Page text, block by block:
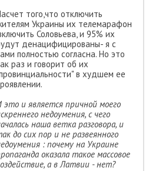
того,что отключить
Украины их телемарафон
Соловьева, и 95% их
денацифицированы- я с
полностью согласна. Но это
раз и говорит об их
в худшем ее
это и является причной моего
недоумения, с чего
наша ветка разговора, и
до сих пор и не развеянного
: почему на Украине
оказала такое массовое
а в Латвии - нет?